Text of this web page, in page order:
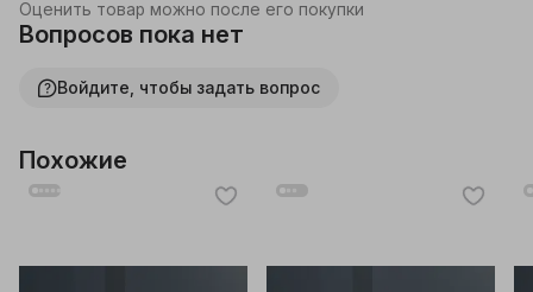
Оценить товар можно после его покупки
Вопросов пока нет
Войдите, чтобы задать вопрос
Похожие